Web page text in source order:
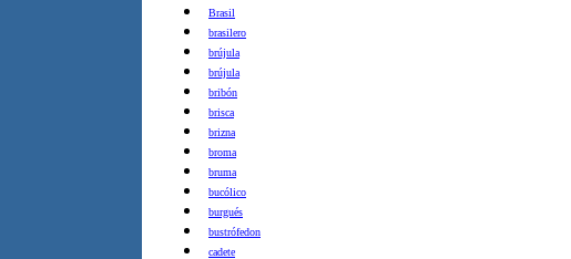
Brasil
brasilero
brújula
brújula
bribón
brisca
brizna
broma
bruma
bucólico
burgués
bustrófedon
cadete